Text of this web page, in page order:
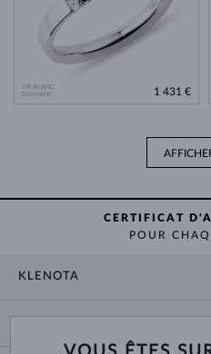
OR BLANC
DIAMANT
1 431 €
CERTIFICAT
POUR
KLENOTA